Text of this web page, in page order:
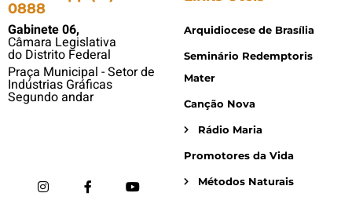
0888
Gabinete 06,
Câmara Legislativa
do Distrito Federal
Praça Municipal - Setor de
Indústrias Gráficas
Segundo andar
Arquidiocese de Brasília
Seminário Redemptoris
Mater
Canção Nova
Rádio Maria
Promotores da Vida
Métodos Naturais